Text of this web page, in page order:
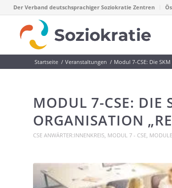
Der Verband deutschsprachiger Soziokratie Zentren
Startseite / Veranstaltungen / Modul 7-CSE: Die
MODUL 7-CSE: DIE
ORGANISATION
CSE ANWÄRTER:INNENKREIS, MODUL 7 - CSE,